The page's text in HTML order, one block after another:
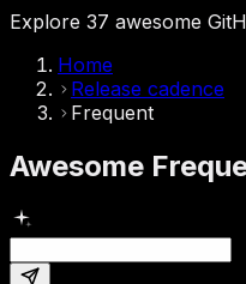
Explore 37 awesome
Home
Release cadence
Frequent
Awesome